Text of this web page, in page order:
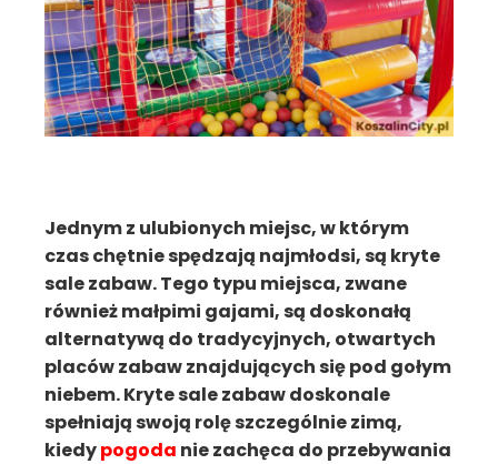
Jednym z ulubionych miejsc, w którym
czas chętnie spędzają najmłodsi, są kryte
sale zabaw. Tego typu miejsca, zwane
również małpimi gajami, są doskonałą
alternatywą do tradycyjnych, otwartych
placów zabaw znajdujących się pod gołym
niebem. Kryte sale zabaw doskonale
spełniają swoją rolę szczególnie zimą,
kiedypogoda nie zachęca do przebywania